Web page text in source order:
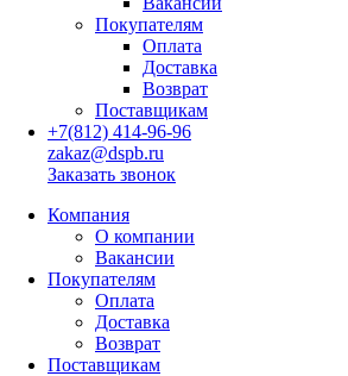
Покупателям
Оплата
Доставка
Возврат
Поставщикам
+7(812) 414-96-96
zakaz@dspb.ru
Заказать звонок
Компания
О компании
Вакансии
Покупателям
Оплата
Доставка
Возврат
Поставщикам